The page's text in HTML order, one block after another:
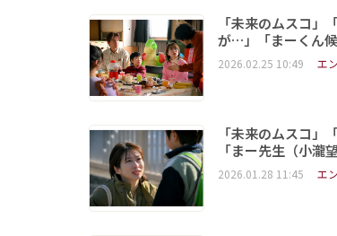
「未来のムスコ
が…」「まーくん
2026.02.25 10:49 エ
「未来のムスコ
「まー先生（小瀧
2026.01.28 11:45 エ